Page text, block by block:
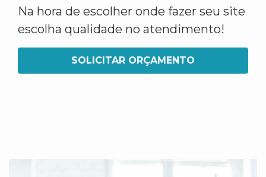
Na hora de escolher onde fazer seu site
escolha qualidade no atendimento!
SOLICITAR ORÇAMENTO